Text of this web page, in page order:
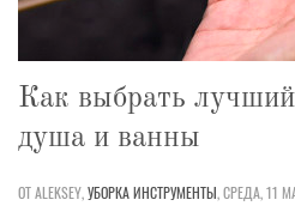
Как выбрать
душа и ванны
ОТ ALEKSEY,УБОРКАИНСТРУМЕНТЫ,СРЕДА, 11